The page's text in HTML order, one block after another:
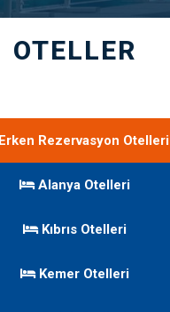
OTELLER
Erken Rezervasyon Otelleri
Alanya Otelleri
Kıbrıs Otelleri
Kemer Otelleri